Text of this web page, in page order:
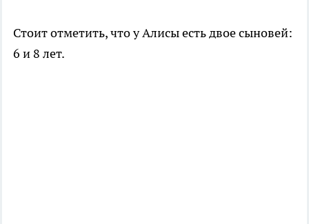
Стоит отметить, что у Алисы есть двое сыновей:
6 и 8 лет.